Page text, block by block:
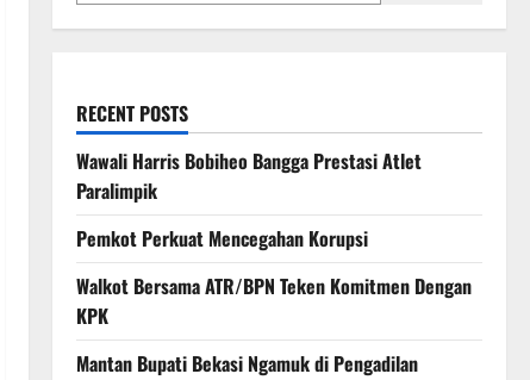
RECENT POSTS
Wawali Harris Bobiheo Bangga Prestasi Atlet
Paralimpik
Pemkot Perkuat Mencegahan Korupsi
Walkot Bersama ATR/BPN Teken Komitmen Dengan
KPK
Mantan Bupati Bekasi Ngamuk di Pengadilan